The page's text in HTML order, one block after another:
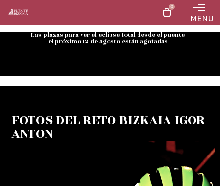
0
MENU
Las plazas para ver el eclipse total desde el puente
el próximo 12 de agosto están agotadas
FOTOS DEL RETO BIZKAIA IGOR
ANTON